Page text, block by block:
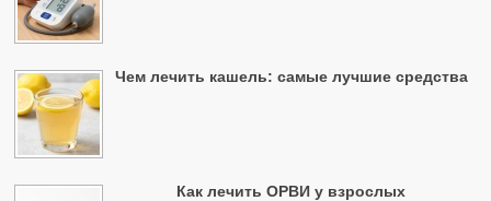
Чем лечить кашель: самые лучшие средства
Как лечить ОРВИ у взрослых